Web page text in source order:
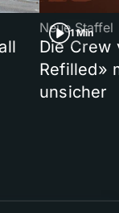
1 Min
Neue Staffel
Die Crew
Refilled»
unsicher